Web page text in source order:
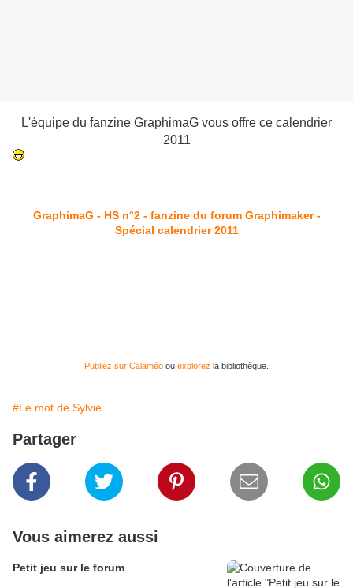
L'équipe du fanzine GraphimaG vous offre ce calendrier
2011
GraphimaG - HS n°2 - fanzine du forum Graphimaker -
Spécial calendrier 2011
Publiez sur Calaméo ou explorez la bibliothèque.
#Le mot de Sylvie
Partager
Vous aimerez aussi
Petit jeu sur le forum